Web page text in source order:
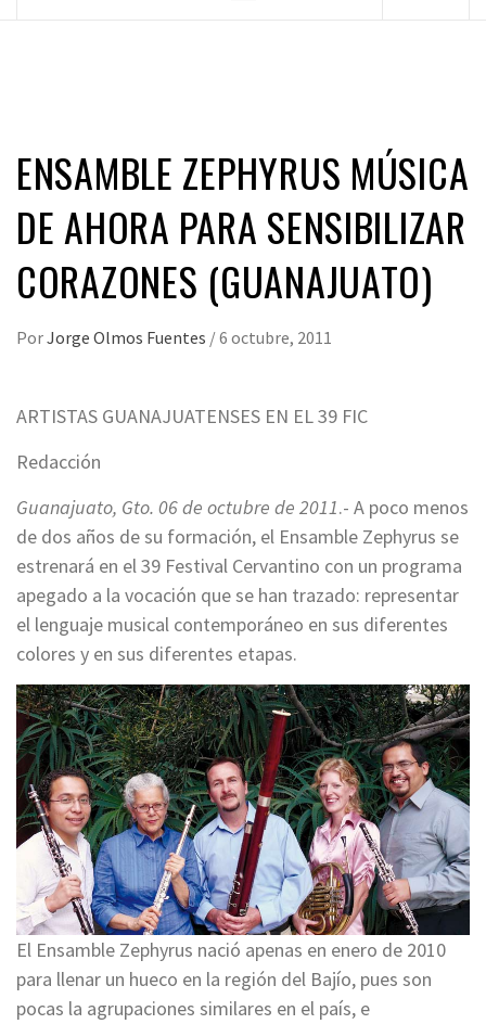
ENSAMBLE ZEPHYRUS MÚSICA
DE AHORA PARA SENSIBILIZAR
CORAZONES (GUANAJUATO)
PorJorge Olmos Fuentes /6 octubre, 2011
ARTISTAS GUANAJUATENSES EN EL 39 FIC
Redacción
Guanajuato, Gto. 06 de octubre de 2011.- A poco menos
de dos años de su formación, el Ensamble Zephyrus se
estrenará en el 39 Festival Cervantino con un programa
apegado a la vocación que se han trazado: representar
el lenguaje musical contemporáneo en sus diferentes
colores y en sus diferentes etapas.
El Ensamble Zephyrus nació apenas en enero de 2010
para llenar un hueco en la región del Bajío, pues son
pocas la agrupaciones similares en el país, e